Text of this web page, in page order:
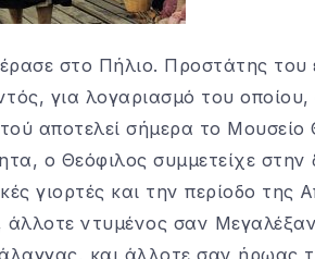
στο Πήλιο. Προστάτης του
για λογαριασμό του
αποτελεί σήμερα το Μουσείο
ο Θεόφιλος συμμετείχε στην
γιορτές και την περίοδο της
ντυμένος σαν